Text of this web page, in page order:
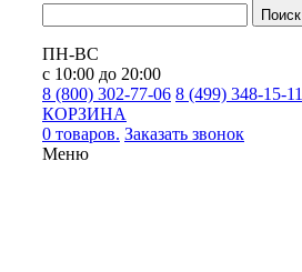
Поиск
ПН-ВС
с 10:00 до 20:00
8 (800) 302-77-06 8 (499) 348-15-11
КОРЗИНА
0 товаров. Заказать звонок
Меню